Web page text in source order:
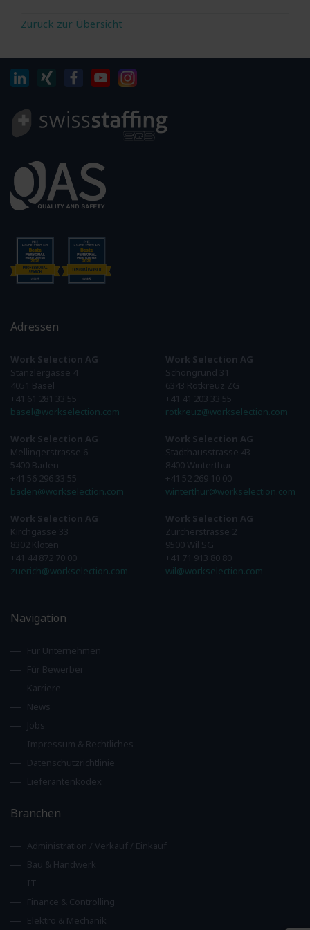
Zurück zur Übersicht
Adressen
Work Selection AG
Stänzlergasse 4
4051 Basel
+41 61 281 33 55
basel@workselection.com
Work Selection AG
Mellingerstrasse 6
5400 Baden
+41 56 296 33 55
baden@workselection.com
Work Selection AG
Kirchgasse 33
8302 Kloten
+41 44 872 70 00
zuerich@workselection.com
Work Selection AG
Schöngrund 31
6343 Rotkreuz ZG
+41 41 203 33 55
rotkreuz@workselection.com
Work Selection AG
Stadthausstrasse 43
8400 Winterthur
+41 52 269 10 00
winterthur@workselection.com
Work Selection AG
Zürcherstrasse 2
9500 Wil SG
+41 71 913 80 80
wil@workselection.com
Navigation
Für Unternehmen
Für Bewerber
Karriere
News
Jobs
Impressum & Rechtliches
Datenschutzrichtlinie
Lieferantenkodex
Branchen
Administration / Verkauf / Einkauf
Bau & Handwerk
IT
Finance & Controlling
Elektro & Mechanik